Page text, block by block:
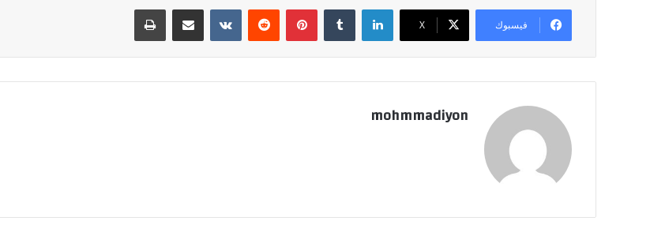
فيسبوك X
لينكدإن بينتيريست مشاركة عبر البريد طباعة
mohmmadiyon